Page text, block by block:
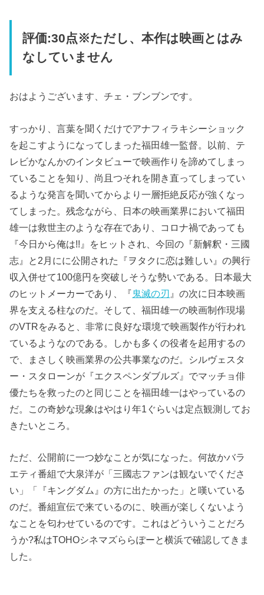
評価:30点※ただし、本作は映画とはみ
なしていません
おはようございます、チェ・ブンブンです。
すっかり、言葉を聞くだけでアナフィラキシーショック
を起こすようになってしまった福田雄一監督。以前、テ
レビかなんかのインタビューで映画作りを諦めてしまっ
ていることを知り、尚且つそれを開き直ってしまってい
るような発言を聞いてからより一層拒絶反応が強くなっ
てしまった。残念ながら、日本の映画業界において福田
雄一は救世主のような存在であり、コロナ禍であっても
『今日から俺は!!』をヒットされ、今回の『新解釈・三國
志』と2月にに公開された『ヲタクに恋は難しい』の興行
収入併せて100億円を突破しそうな勢いである。日本最大
のヒットメーカーであり、『鬼滅の刃 』の次に日本映画
界を支える柱なのだ。そして、福田雄一の映画制作現場
のVTRをみると、非常に良好な環境で映画製作が行われ
ているようなのである。しかも多くの役者を起用するの
で、まさしく映画業界の公共事業なのだ。シルヴェスタ
ー・スタローンが『エクスペンダブルズ』でマッチョ俳
優たちを救ったのと同じことを福田雄一はやっているの
だ。この奇妙な現象はやはり年1ぐらいは定点観測してお
きたいところ。
ただ、公開前に一つ妙なことが気になった。何故かバラ
エティ番組で大泉洋が「三國志ファンは観ないでくださ
い」「『キングダム』の方に出たかった」と嘆いている
のだ。番組宣伝で来ているのに、映画が楽しくないよう
なことを匂わせているのです。これはどういうことだろ
うか?私はTOHOシネマズららぽーと横浜で確認してきま
した。